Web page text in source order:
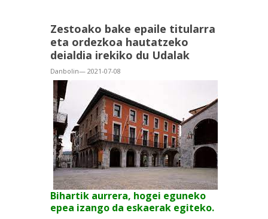
Zestoako bake epaile titularra
eta ordezkoa hautatzeko
deialdia irekiko du Udalak
Danbolin— 2021-07-08
Bihartik aurrera, hogei eguneko
epea izango da eskaerak egiteko.